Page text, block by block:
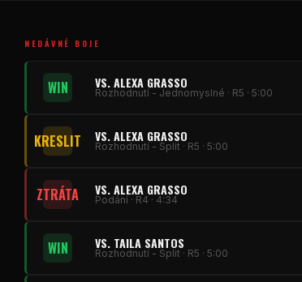
NEDÁVNÉ BOJE
WIN VS. ALEXA GRASSO
Rozhodnutí - Jednomyslné · R5 · 5:00
KRESLIT VS. ALEXA GRASSO
Rozhodnutí - Split · R5 · 5:00
ZTRÁTA VS. ALEXA GRASSO
Podání · R4 · 4:34
WIN VS. TAILA SANTOS
Rozhodnutí - Split · R5 · 5:00